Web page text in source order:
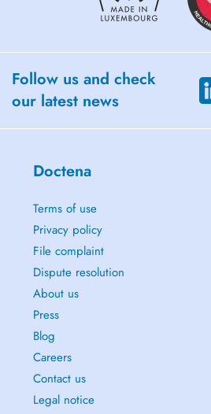
Follow us and check
our latest news
Doctena
Terms of use
Privacy policy
File complaint
Dispute resolution
About us
Press
Blog
Careers
Contact us
Legal notice